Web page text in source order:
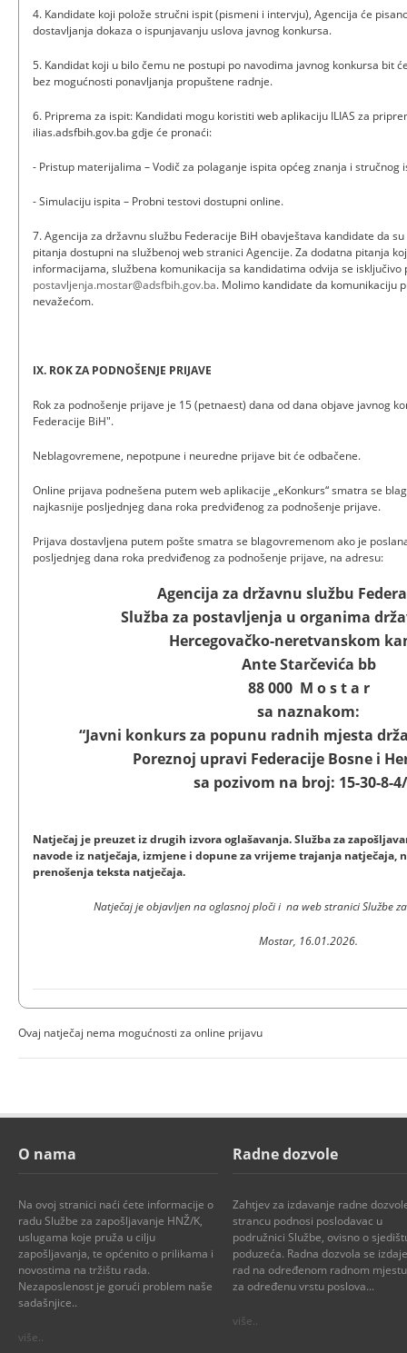
4. Kandidate koji polože stručni ispit (pismeni i intervju), Agencija će
dostavljanja dokaza o ispunjavanju uslova javnog konkursa.
5. Kandidat koji u bilo čemu ne postupi po navodima javnog konkursa bit
bez mogućnosti ponavljanja propuštene radnje.
6. Priprema za ispit: Kandidati mogu koristiti web aplikaciju ILIAS za
ilias.adsfbih.gov.ba gdje će pronaći:
- Pristup materijalima – Vodič za polaganje ispita općeg znanja i stručnog
- Simulaciju ispita – Probni testovi dostupni online.
7. Agencija za državnu službu Federacije BiH obavještava kandidate da
pitanja dostupni na službenoj web stranici Agencije. Za dodatna pitanja
informacijama, službena komunikacija sa kandidatima odvija se
postavljenja.mostar@adsfbih.gov.ba. Molimo kandidate da komunikaciju
nevažećom.
IX. ROK ZA PODNOŠENJE PRIJAVE
Rok za podnošenje prijave je 15 (petnaest) dana od dana objave javnog
Federacije BiH".
Neblagovremene, nepotpune i neuredne prijave bit će odbačene.
Online prijava podnešena putem web aplikacije „eKonkurs“ smatra se
najkasnije posljednjeg dana roka predviđenog za podnošenje prijave.
Prijava dostavljena putem pošte smatra se blagovremenom ako je
posljednjeg dana roka predviđenog za podnošenje prijave, na adresu:
Agencija za državnu službu
Služba za postavljenja u organima
Hercegovačko-neretvanskom
Ante Starčevića bb
88 000 M o s t a r
sa naznakom:
“Javni konkurs za popunu radnih mjesta
Poreznoj upravi Federacije Bosne i
sa pozivom na broj: 15-30-8-
Natječaj je preuzet iz drugih izvora oglašavanja. Služba za
navode iz natječaja, izmjene i dopune za vrijeme trajanja natječaja,
prenošenja teksta natječaja.
Natječaj je objavljen na oglasnoj ploči i na web stranici Službe
Mostar, 16.01.2026.
Ovaj natječaj nema mogućnosti za online prijavu
O nama
Na ovoj stranici naći ćete informacije o
radu Službe za zapošljavanje HNŽ/K,
uslugama koje pruža u cilju
zapošljavanja, te općenito o prilikama i
novostima na tržištu rada.
Nezaposlenost je gorući problem naše
sadašnjice..
više..
Radne dozvole
Zahtjev za izdavanje radne
strancu podnosi poslodavac u
podružnici Službe, ovisno o
poduzeća. Radna dozvola se
rad na određenom radnom
za određenu vrstu poslova...
više..